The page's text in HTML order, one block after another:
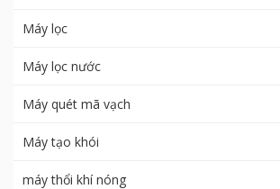
Máy lọc
Máy lọc nước
Máy quét mã vạch
Máy tạo khói
máy thổi khí nóng